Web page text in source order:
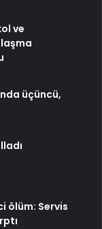
ve
üçüncü,
ölüm: Servis